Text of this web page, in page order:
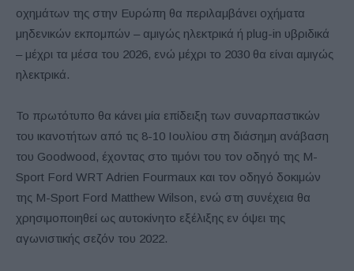
οχημάτων της στην Ευρώπη θα περιλαμβάνει οχήματα
μηδενικών εκπομπών – αμιγώς ηλεκτρικά ή plug-in υβριδικά
– μέχρι τα μέσα του 2026, ενώ μέχρι το 2030 θα είναι αμιγώς
ηλεκτρικά.
Το πρωτότυπο θα κάνει μία επίδειξη των συναρπαστικών
του ικανοτήτων από τις 8-10 Ιουλίου στη διάσημη ανάβαση
του Goodwood, έχοντας στο τιμόνι του τον οδηγό της M-
Sport Ford WRT Adrien Fourmaux και τον οδηγό δοκιμών
της M-Sport Ford Matthew Wilson, ενώ στη συνέχεια θα
χρησιμοποιηθεί ως αυτοκίνητο εξέλιξης εν όψει της
αγωνιστικής σεζόν του 2022.